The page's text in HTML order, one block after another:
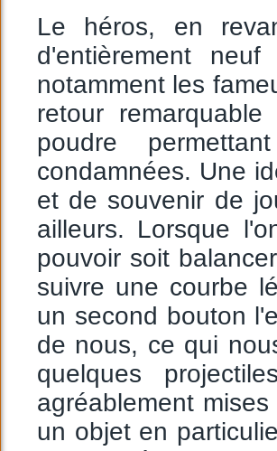
Le héros, en
d'entièrement
notamment les
retour
poudre
condamnées. Une
et de souvenir de
ailleurs. Lorsque
pouvoir soit
suivre une courbe
un second bouton
de nous, ce qui
quelques
agréablement
un objet en